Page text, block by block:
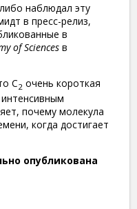
наблюдал эту
в пресс-релиз,
в
of Sciences в
C2 очень короткая
почему молекула
когда достигает
опубликована